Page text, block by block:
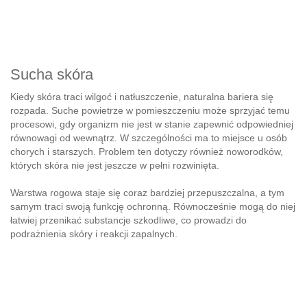
Sucha skóra
Kiedy skóra traci wilgoć i natłuszczenie, naturalna bariera się
rozpada. Suche powietrze w pomieszczeniu może sprzyjać temu
procesowi, gdy organizm nie jest w stanie zapewnić odpowiedniej
równowagi od wewnątrz. W szczególności ma to miejsce u osób
chorych i starszych. Problem ten dotyczy również noworodków,
których skóra nie jest jeszcze w pełni rozwinięta.
Warstwa rogowa staje się coraz bardziej przepuszczalna, a tym
samym traci swoją funkcję ochronną. Równocześnie mogą do niej
łatwiej przenikać substancje szkodliwe, co prowadzi do
podrażnienia skóry i reakcji zapalnych.